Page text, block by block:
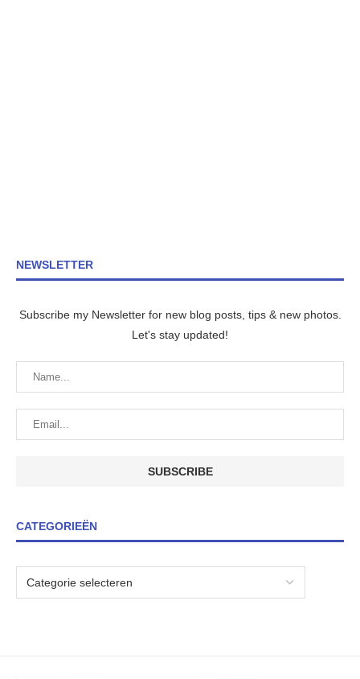
NEWSLETTER
Subscribe my Newsletter for new blog posts, tips & new photos.
Let's stay updated!
CATEGORIEËN